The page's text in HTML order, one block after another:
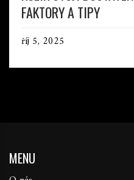
FAKTORY A TIPY
říj 5, 2025
MENU